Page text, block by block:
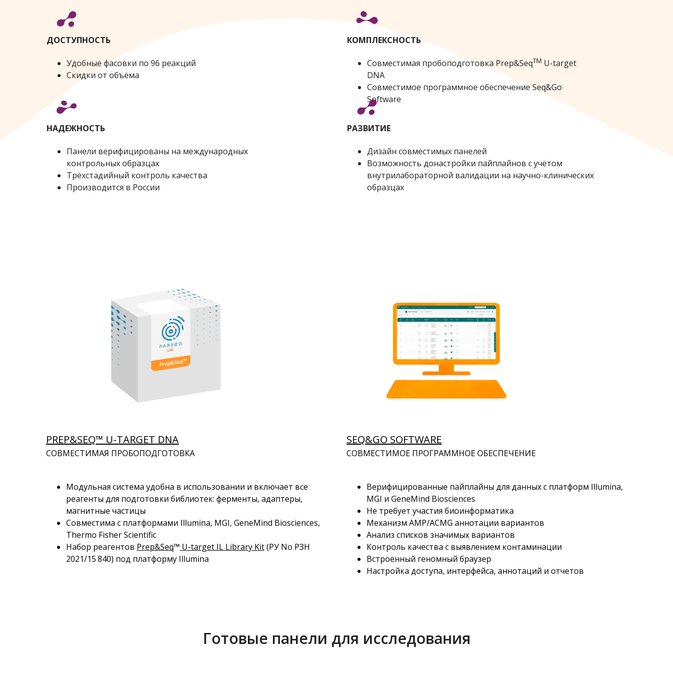
НАДЕЖНОСТЬ
КОМПЛЕКСНОСТЬ
ДОСТУПНОСТЬ
РАЗВИТИЕ
Панели верифицированы на международных
контрольных образцах
Трёхстадийный контроль качества
Производится в России
Совместимая пробоподготовка Prep&SeqTM U-target
DNA
Совместимое программное обеспечение Seq&Go
Software
Удобные фасовки по 96 реакций
Скидки от объёма
Дизайн совместимых панелей
Возможность донастройки пайплайнов с учётом
внутрилабораторной валидации на научно-клинических
образцах
Модульная система удобна в использовании и включает все
реагенты для подготовки библиотек: ферменты, адаптеры,
магнитные частицы
Совместима с платформами Illumina, MGI, GeneMind Biosciences,
Thermo Fisher Scientific
Набор реагентов Prep&Seq™ U-target IL Library Kit(РУ No РЗН
2021/15 840) под платформу Illumina
PREP&SEQ™ U-TARGET DNA SEQ&GO SOFTWARE
Верифицированные пайплайны для данных с платформ Illumina,
MGI и GeneMind Biosciences
Не требует участия биоинформатика
Механизм AMP/ACMG аннотации вариантов
Анализ списков значимых вариантов
Контроль качества с выявлением контаминации
Встроенный геномный браузер
Настройка доступа, интерфейса, аннотаций и отчетов
СОВМЕСТИМАЯ ПРОБОПОДГОТОВКА СОВМЕСТИМОЕ ПРОГРАММНОЕ ОБЕСПЕЧЕНИЕ
Готовые панели для исследования